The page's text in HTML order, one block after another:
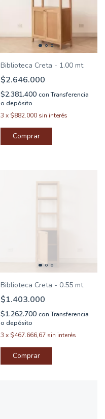
Biblioteca Creta - 1.00 mt
$2.646.000
$2.381.400 con Transferencia
o depósito
3 x $882.000 sin interés
Biblioteca Creta - 0.55 mt
$1.403.000
$1.262.700 con Transferencia
o depósito
3 x $467.666,67 sin interés